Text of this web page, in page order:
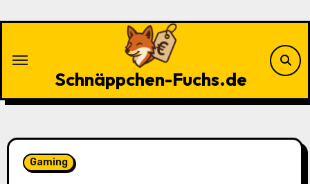
Schnäppchen-Fuchs.de
Gaming